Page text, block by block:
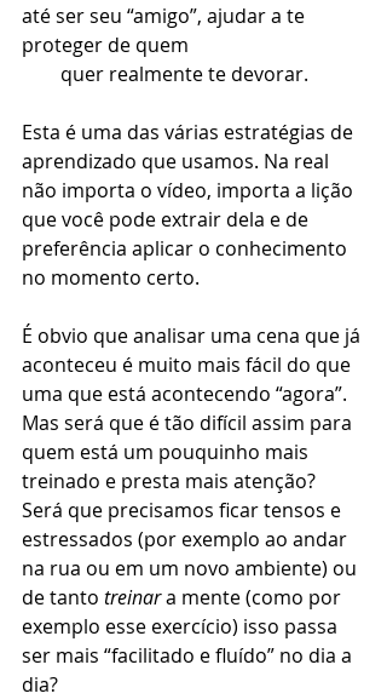
até ser seu “amigo”, ajudar a te
proteger de quem
        quer realmente te devorar.
Esta é uma das várias estratégias de
aprendizado que usamos. Na real
não importa o vídeo, importa a lição
que você pode extrair dela e de
preferência aplicar o conhecimento
no momento certo.
É obvio que analisar uma cena que já
aconteceu é muito mais fácil do que
uma que está acontecendo “agora”.
Mas será que é tão difícil assim para
quem está um pouquinho mais
treinado e presta mais atenção?
Será que precisamos ficar tensos e
estressados (por exemplo ao andar
na rua ou em um novo ambiente) ou
de tanto treinar a mente (como por
exemplo esse exercício) isso passa
ser mais “facilitado e fluído” no dia a
dia?